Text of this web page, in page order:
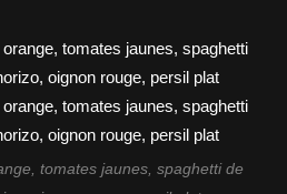
tomates jaunes, spaghetti de